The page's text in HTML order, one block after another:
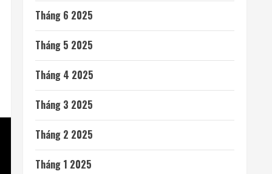
Tháng 6 2025
Tháng 5 2025
Tháng 4 2025
Tháng 3 2025
Tháng 2 2025
Tháng 1 2025